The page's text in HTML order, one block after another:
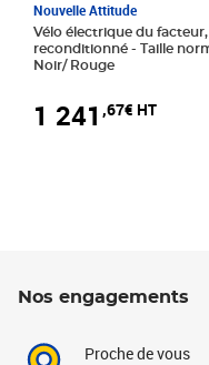
Nouvelle Attitude
Vélo électrique du facteur,
reconditionné - Taille normale -
Noir/ Rouge
1 241 ,67€ HT
Nos engagements
Proche de vous